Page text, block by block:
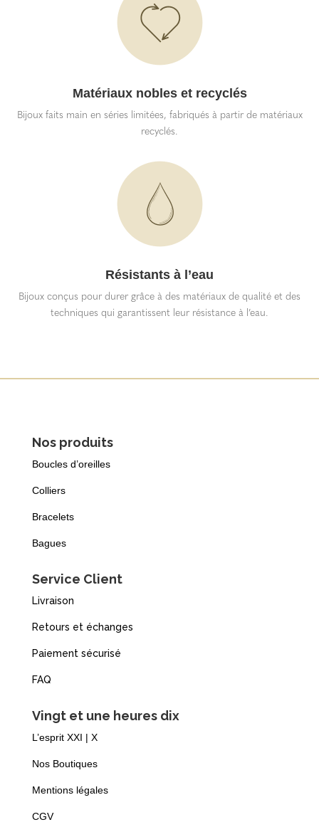
Matériaux nobles et recyclés
Bijoux faits main en séries limitées, fabriqués à partir de matériaux
recyclés.
Résistants à l’eau
Bijoux conçus pour durer grâce à des matériaux de qualité et des
techniques qui garantissent leur résistance à l’eau.
Nos produits
Boucles d’oreilles
Colliers
Bracelets
Bagues
Service Client
Livraison
Retours et échanges
Paiement sécurisé
FAQ
Vingt et une heures dix
L’esprit XXI | X
Nos Boutiques
Mentions légales
CGV